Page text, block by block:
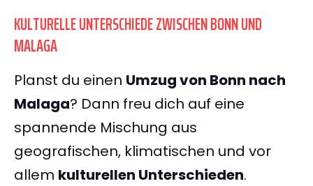
KULTURELLE UNTERSCHIEDE ZWISCHEN BONN UND
MALAGA
Planst du einen Umzug von Bonn nach
Malaga? Dann freu dich auf eine
spannende Mischung aus
geografischen, klimatischen und vor
allem kulturellen Unterschieden.